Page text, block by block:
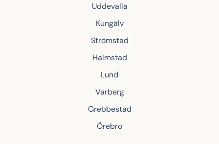
Uddevalla
Kungälv
Strömstad
Halmstad
Lund
Varberg
Grebbestad
Örebro